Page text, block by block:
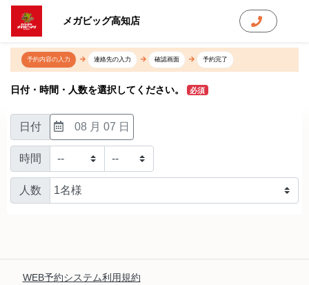
メガビッグ高知店
予約内容の入力 連絡先の入力 確認画面 予約完了
日付・時間・人数を選択してください。 必須
日付 08 月 07 日
時間
人数
WEB予約システム利用規約